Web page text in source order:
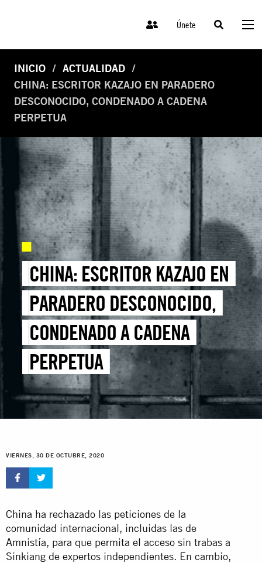
Únete
INICIO
ACTUALIDAD
CHINA: ESCRITOR KAZAJO EN PARADERO
DESCONOCIDO, CONDENADO A CADENA
PERPETUA
CHINA: ESCRITOR KAZAJO EN
PARADERO DESCONOCIDO,
CONDENADO A CADENA
PERPETUA
VIERNES, 30 DE OCTUBRE, 2020
China ha rechazado las peticiones de la
comunidad internacional, incluidas las de
Amnistía, para que permita el acceso sin trabas a
Sinkiang de expertos independientes. En cambio,